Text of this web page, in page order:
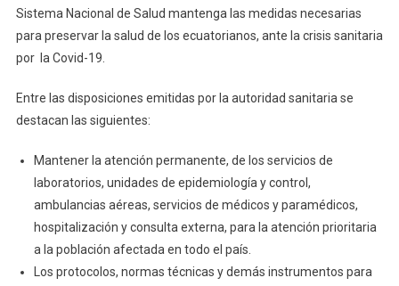
Sistema Nacional de Salud mantenga las medidas necesarias
para preservar la salud de los ecuatorianos, ante la crisis sanitaria
por la Covid-19.
Entre las disposiciones emitidas por la autoridad sanitaria se
destacan las siguientes:
Mantener la atención permanente, de los servicios de
laboratorios, unidades de epidemiología y control,
ambulancias aéreas, servicios de médicos y paramédicos,
hospitalización y consulta externa, para la atención prioritaria
a la población afectada en todo el país.
Los protocolos, normas técnicas y demás instrumentos para